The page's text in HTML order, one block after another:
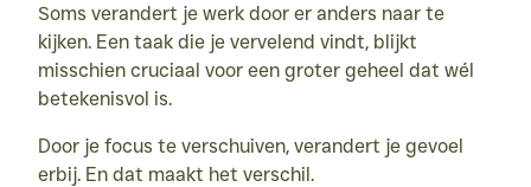
Soms verandert je werk door er anders naar te
kijken. Een taak die je vervelend vindt, blijkt
misschien cruciaal voor een groter geheel dat wél
betekenisvol is.
Door je focus te verschuiven, verandert je gevoel
erbij. En dat maakt het verschil.